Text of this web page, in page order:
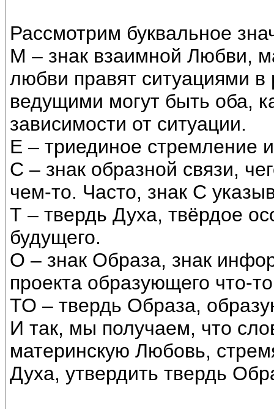
Рассмотрим буквальное
М – знак взаимной Любви,
любви правят ситуациями
ведущими могут быть оба,
зависимости от ситуации.
Е – триединое стремление
С – знак образной связи,
чем-то. Часто, знак С
Т – твердь Духа, твёрдое
будущего.
О – знак Образа, знак
проекта образующего что-
ТО – твердь Образа,
И так, мы получаем, что
материнскую Любовь,
Духа, утвердить твердь